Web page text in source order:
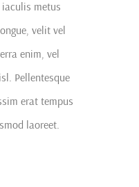
metus
velit vel
enim, vel
Pellentesque
erat tempus
laoreet.